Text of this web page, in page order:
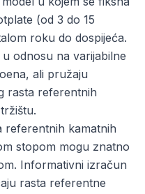
(od 3 do 15
roku do dospijeća.
odnosu na varijabilne
ali pružaju
rasta referentnih
referentnih kamatnih
stopom mogu znatno
Informativni izračun
rasta referentne